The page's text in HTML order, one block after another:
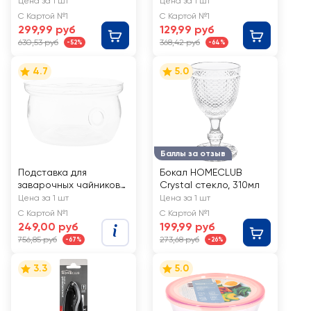
004498
С Картой №1
299,99 руб
630,53 руб -52%
С Картой №1
129,99 руб
368,42 руб -64%
4.7
Подставка для
заварочных чайников
HOMECLUB стекло
Арт. KTG-6
Цена за 1 шт
С Картой №1
249,00 руб
756,85 руб -67%
Баллы за отзыв
5.0
Бокал HOMECLUB
Crystal стекло, 310мл
Цена за 1 шт
С Картой №1
199,99 руб
273,68 руб -26%
3.3 5.0